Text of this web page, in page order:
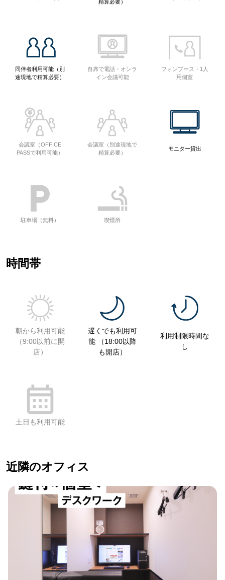
精算必要）
同伴者利用可能（別
途現地で精算必要）
自席で電話・オンラ
イン会議可能
フォンブース・1人
用個室
会議室（OFFICE
PASSで利用可能）
会議室（別途現地で
精算必要）
モニター貸出
駐車場（無料） 喫煙所
時間帯
朝から利用可能
（9:00以前に開
店）
遅くでも利用可
能 （18:00以降
も開店）
利用制限時間な
し
土日も利用可能
近隣のオフィス